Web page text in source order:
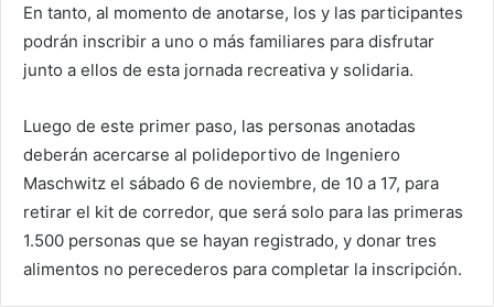
En tanto, al momento de anotarse, los y las participantes
podrán inscribir a uno o más familiares para disfrutar
junto a ellos de esta jornada recreativa y solidaria.
Luego de este primer paso, las personas anotadas
deberán acercarse al polideportivo de Ingeniero
Maschwitz el sábado 6 de noviembre, de 10 a 17, para
retirar el kit de corredor, que será solo para las primeras
1.500 personas que se hayan registrado, y donar tres
alimentos no perecederos para completar la inscripción.